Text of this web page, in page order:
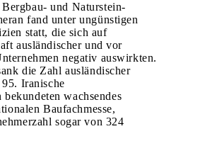
und Naturstein-
fand unter ungünstigen
statt, die sich auf
ausländischer und vor
negativ auswirkten.
die Zahl ausländischer
Iranische
wachsendes
Baufachmesse,
sogar von 324